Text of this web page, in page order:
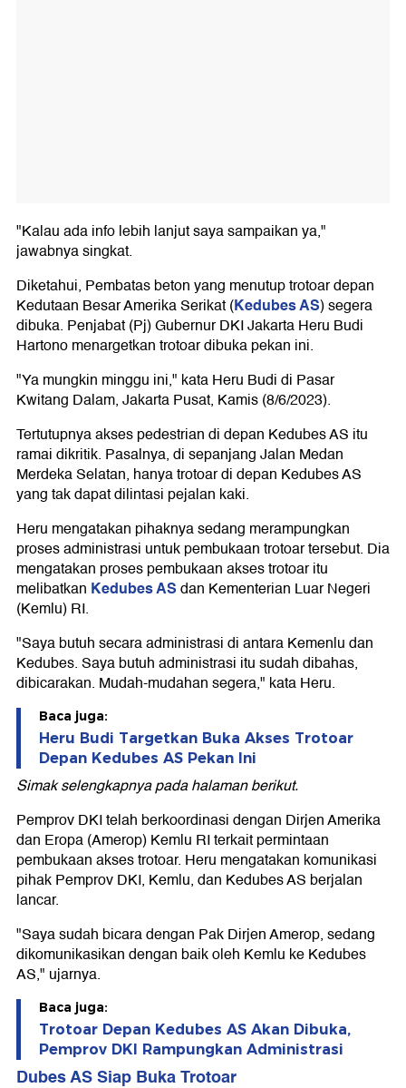
"Kalau ada info lebih lanjut saya sampaikan ya,"
jawabnya singkat.
Diketahui, Pembatas beton yang menutup trotoar depan
Kedutaan Besar Amerika Serikat (Kedubes AS) segera
dibuka. Penjabat (Pj) Gubernur DKI Jakarta Heru Budi
Hartono menargetkan trotoar dibuka pekan ini.
"Ya mungkin minggu ini," kata Heru Budi di Pasar
Kwitang Dalam, Jakarta Pusat, Kamis (8/6/2023).
Tertutupnya akses pedestrian di depan Kedubes AS itu
ramai dikritik. Pasalnya, di sepanjang Jalan Medan
Merdeka Selatan, hanya trotoar di depan Kedubes AS
yang tak dapat dilintasi pejalan kaki.
Heru mengatakan pihaknya sedang merampungkan
proses administrasi untuk pembukaan trotoar tersebut. Dia
mengatakan proses pembukaan akses trotoar itu
melibatkan Kedubes ASdan Kementerian Luar Negeri
(Kemlu) RI.
"Saya butuh secara administrasi di antara Kemenlu dan
Kedubes. Saya butuh administrasi itu sudah dibahas,
dibicarakan. Mudah-mudahan segera," kata Heru.
Baca juga:
Heru Budi Targetkan Buka Akses Trotoar
Depan Kedubes AS Pekan Ini
Simak selengkapnya pada halaman berikut.
Pemprov DKI telah berkoordinasi dengan Dirjen Amerika
dan Eropa (Amerop) Kemlu RI terkait permintaan
pembukaan akses trotoar. Heru mengatakan komunikasi
pihak Pemprov DKI, Kemlu, dan Kedubes AS berjalan
lancar.
"Saya sudah bicara dengan Pak Dirjen Amerop, sedang
dikomunikasikan dengan baik oleh Kemlu ke Kedubes
AS," ujarnya.
Baca juga:
Trotoar Depan Kedubes AS Akan Dibuka,
Pemprov DKI Rampungkan Administrasi
Dubes AS Siap Buka Trotoar